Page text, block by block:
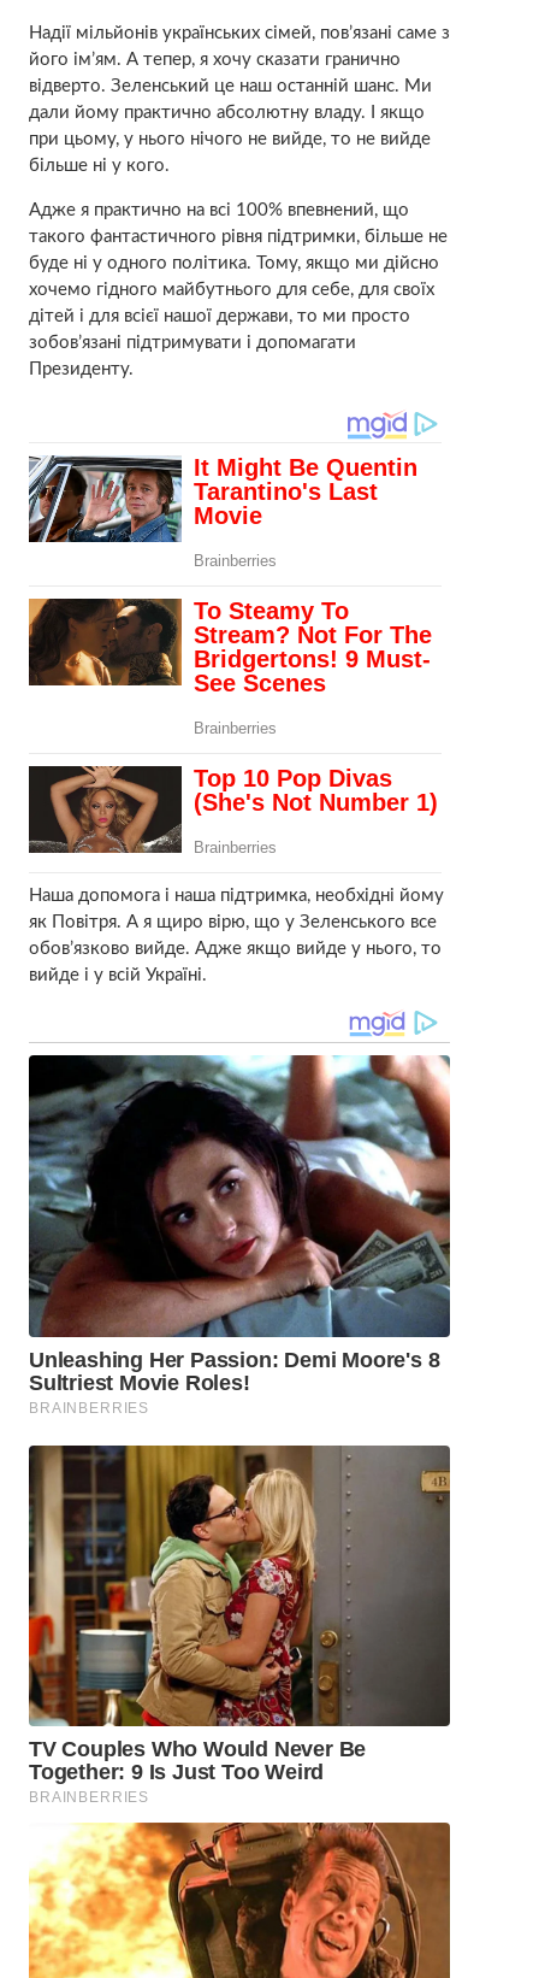
Надії мільйонів українських сімей, пов’язані саме з
його ім’ям. А тепер, я хочу сказати гранично
відверто. Зеленський це наш останній шанс. Ми
дали йому практично абсолютну владу. І якщо
при цьому, у нього нічого не вийде, то не вийде
більше ні у кого.
Адже я практично на всі 100% впевнений, що
такого фантастичного рівня підтримки, більше не
буде ні у одного політика. Тому, якщо ми дійсно
хочемо гідного майбутнього для себе, для своїх
дітей і для всієї нашої держави, то ми просто
зобов’язані підтримувати і допомагати
Президенту.
Наша допомога і наша підтримка, необхідні йому
як Повітря. А я щиро вірю, що у Зеленського все
обов’язково вийде. Адже якщо вийде у нього, то
вийде і у всій Україні.